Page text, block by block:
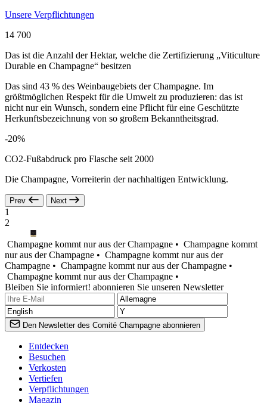
Unsere Verpflichtungen
14 700
Das ist die Anzahl der Hektar, welche die Zertifizierung „Viticulture
Durable en Champagne“ besitzen
Das sind 43 % des Weinbaugebiets der Champagne. Im
größtmöglichen Respekt für die Umwelt zu produzieren: das ist
nicht nur ein Wunsch, sondern eine Pflicht für eine Geschützte
Herkunftsbezeichnung von so großem Bekanntheitsgrad.
-20%
CO2-Fußabdruck pro Flasche seit 2000
Die Champagne, Vorreiterin der nachhaltigen Entwicklung.
Prev Next
1
2
Champagne kommt nur aus der Champagne • Champagne kommt
nur aus der Champagne • Champagne kommt nur aus der
Champagne • Champagne kommt nur aus der Champagne •
Champagne kommt nur aus der Champagne •
Bleiben Sie informiert! abonnieren Sie unseren Newsletter
Den Newsletter des Comité Champagne abonnieren
Entdecken
Besuchen
Verkosten
Vertiefen
Verpflichtungen
Magazin